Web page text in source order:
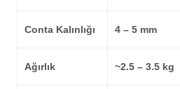
Conta Kalınlığı 4 – 5 mm
Ağırlık ~2.5 – 3.5 kg